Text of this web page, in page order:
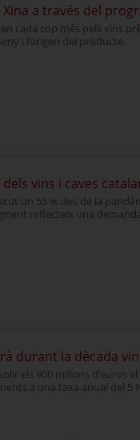
a través del
cada cop més pels vins
i l’origen del producte.
vins i caves
un 55 % des de la
reflecteix una
durant la dècada
els 900 milions d'euros
a una taxa anual del 5